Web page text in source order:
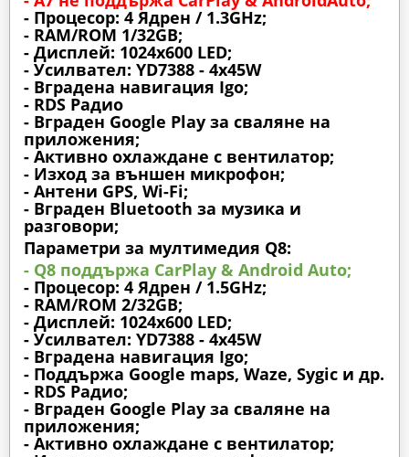
- Процесор: 4 Ядрен / 1.3GHz;
- RAM/ROM 1/32GB;
- Дисплей: 1024х600 LED;
- Усилвател: YD7388 - 4x45W
- Вградена навигация Igo;
- RDS Радио
- Вграден Google Play за сваляне на
приложения;
- Активно охлаждане с вентилатор;
- Изход за външен микрофон;
- Антени GPS, Wi-Fi;
- Вграден Bluetooth за музика и
разговори;
Параметри за мултимедия Q8:
- Q8 поддържа CarPlay & Android Auto;
- Процесор: 4 Ядрен / 1.5GHz;
- RAM/ROM 2/32GB;
- Дисплей: 1024х600 LED;
- Усилвател: YD7388 - 4x45W
- Вградена навигация Igo;
- Поддържа Google maps, Waze, Sygic и др.
- RDS Радио;
- Вграден Google Play за сваляне на
приложения;
- Активно охлаждане с вентилатор;